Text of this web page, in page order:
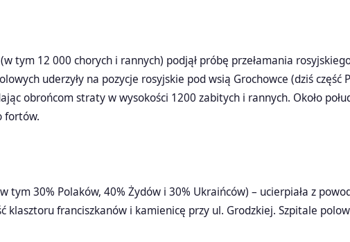
tym 12 000 chorych i rannych) podjął próbę przełamania
uderzyły na pozycje rosyjskie pod wsią Grochowce (dziś część
obrońcom straty w wysokości 1200 zabitych i rannych. Około
fortów.
tym 30% Polaków, 40% Żydów i 30% Ukraińców) – ucierpiała z
klasztoru franciszkanów i kamienicę przy ul. Grodzkiej. Szpitale